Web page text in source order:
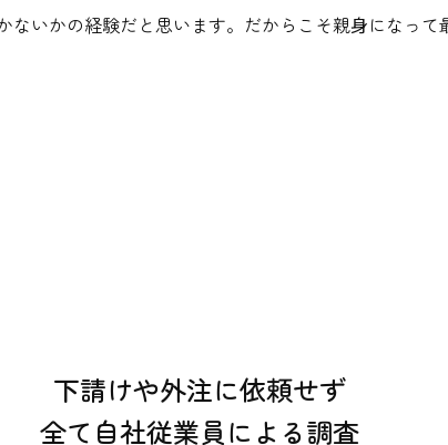
いかの経験だと思います。だからこそ親⾝になっ
下請けや外注に依頼せず
全て自社従業員による調査